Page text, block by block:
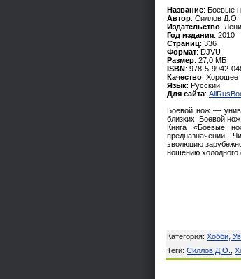
Название: Боевые
Автор: Силлов Д.О.
Издательство:
Год издания: 2010
Страниц: 336
Формат: DJVU
Размер: 27,0 МБ
ISBN: 978-5-9942-
Качество: Хорошее
Язык: Русский
Для сайта:
Боевой нож —
близких. Боевой
Книга «Боевые
предназначении.
эволюцию
ношению холодного
Категория: Хобби,
Теги: Силлов Д.О.